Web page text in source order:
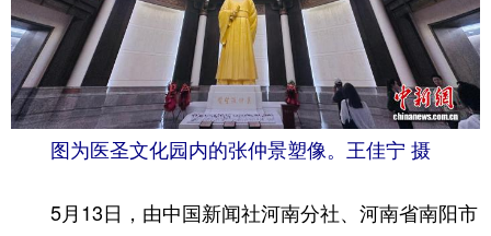
上海 江苏 浙江
安徽 福建 江西
山东 河南 湖北
海南 重庆 四川
图为医圣文化园内的张仲景塑像。王佳宁 摄
5月13日，由中国新闻社河南分社、河南省南阳市